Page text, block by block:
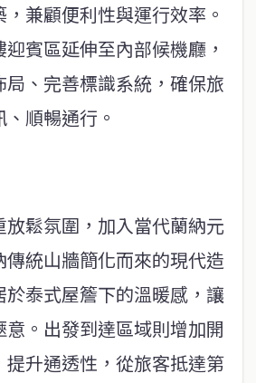
兼顧便利性與運行效率。
賓區延伸至內部候機廳，
、完善標識系統，確保旅
順暢通行。
鬆氛圍，加入當代蘭納元
統山牆簡化而來的現代造
泰式屋簷下的溫暖感，讓
。出發到達區域則增加開
提升通透性，從旅客抵達第